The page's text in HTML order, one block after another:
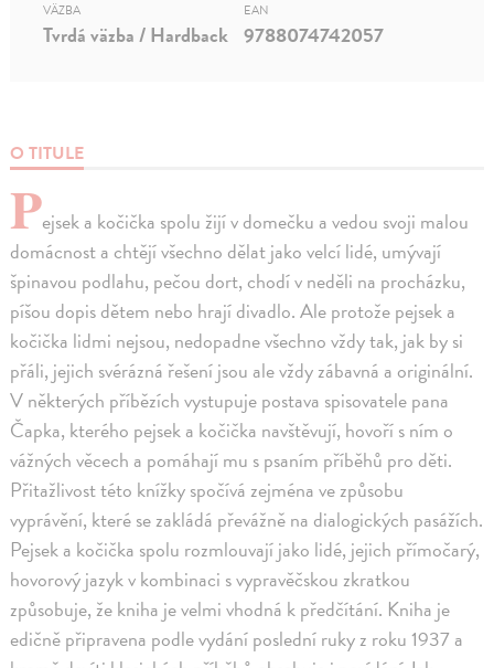
O TITULE
Pejsek a kočička spolu žijí v domečku a vedou svoji malou
domácnost a chtějí všechno dělat jako velcí lidé, umývají
špinavou podlahu, pečou dort, chodí v neděli na procházku,
píšou dopis dětem nebo hrají divadlo. Ale protože pejsek a
kočička lidmi nejsou, nedopadne všechno vždy tak, jak by si
přáli, jejich svérázná řešení jsou ale vždy zábavná a originální.
V některých příbězích vystupuje postava spisovatele pana
Čapka, kterého pejsek a kočička navštěvují, hovoří s ním o
vážných věcech a pomáhají mu s psaním příběhů pro děti.
Přitažlivost této knížky spočívá zejména ve způsobu
vyprávění, které se zakládá převážně na dialogických pasážích.
Pejsek a kočička spolu rozmlouvají jako lidé, jejich přímočarý,
hovorový jazyk v kombinaci s vypravěčskou zkratkou
způsobuje, že kniha je velmi vhodná k předčítání. Kniha je
edičně připravena podle vydání poslední ruky z roku 1937 a
VÄZBA
Tvrdá väzba / Hardback
EAN
9788074742057